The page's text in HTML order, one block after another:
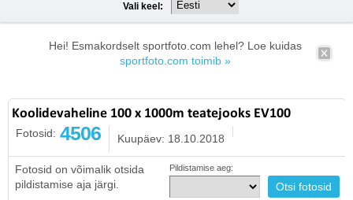
Vali keel:
Hei! Esmakordselt sportfoto.com lehel? Loe kuidas
sportfoto.com toimib »
Koolidevaheline 100 x 1000m teatejooks EV100
Fotosid: 4506 Kuupäev: 18.10.2018
Fotosid on võimalik otsida
pildistamise aja järgi.
Pildistamise aeg: